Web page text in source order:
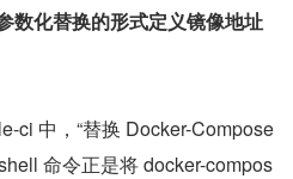
数化替换的形式定义镜像地址
ci 中，“替换 Docker-Compose
命令正是将 docker-compos